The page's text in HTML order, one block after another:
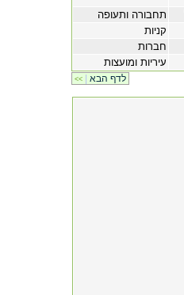
תחבורה ותעופה
קניות
חברות
עיריות ומועצות
<<